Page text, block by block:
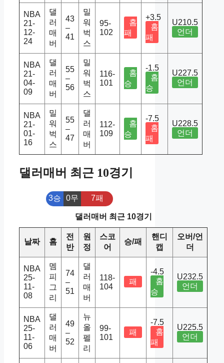
NBA
21-
12-
24
댈
러
매
버
43
–
41
밀
워
벅
스
95-
102
홈
패
+3.5
홈
패
U210.5
언더
NBA
21-
04-
09
댈
러
매
버
55
–
56
밀
워
벅
스
116-
101
홈
승
-1.5
홈
승
U227.5
언더
NBA
21-
01-
16
밀
워
벅
스
55
–
47
댈
러
매
버
112-
109
홈
승
-7.5
홈
패
U228.5
언더
댈러매버 최근 10경기
3승 0무 7패
댈러매버 최근 10경기
날짜 홈
전
반
원
정
스코
어
승/패
핸디
캡
오버/언
더
NBA
25-
11-
08
멤
피
그
리
74
–
51
댈
러
매
버
118-
104
패
-4.5
홈
승
U232.5
언더
NBA
25-
11-
06
댈
러
매
버
49
–
52
뉴
올
펠
리
99-
101
패
-7.5
홈
패
U225.5
언더